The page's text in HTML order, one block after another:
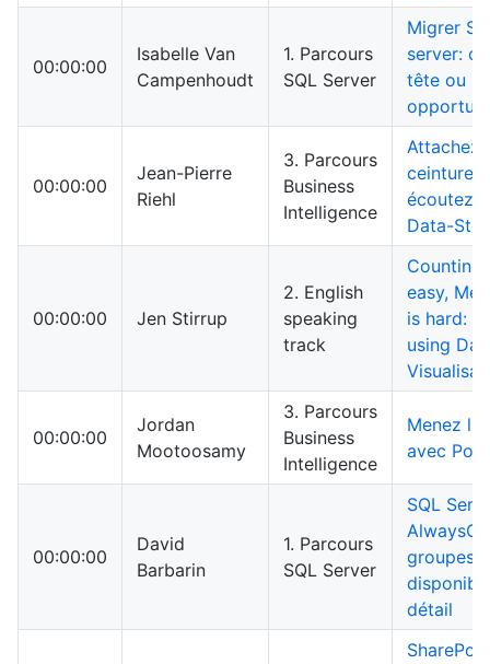
00:00:00
Isabelle Van
Campenhoudt
1. Parcours
SQL Server
Migrer
server:
tête ou
00:00:00
Jean-Pierre
Riehl
3. Parcours
Business
Intelligence
Attachez
ceintures
écoutez
Data-
00:00:00 Jen Stirrup
2. English
speaking
track
Counting
easy,
is hard:
using
00:00:00
Jordan
Mootoosamy
3. Parcours
Business
Intelligence
Menez
avec
00:00:00
David
Barbarin
1. Parcours
SQL Server
SQL
groupes
détail